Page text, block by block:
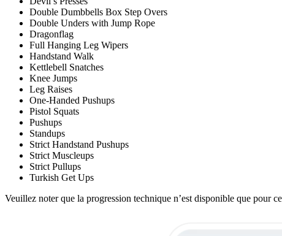
Double Dumbbells Box Step Overs
Double Unders with Jump Rope
Dragonflag
Full Hanging Leg Wipers
Handstand Walk
Kettlebell Snatches
Knee Jumps
Leg Raises
One-Handed Pushups
Pistol Squats
Pushups
Standups
Strict Handstand Pushups
Strict Muscleups
Strict Pullups
Turkish Get Ups
Veuillez noter que la progression technique n’est disponible que pour